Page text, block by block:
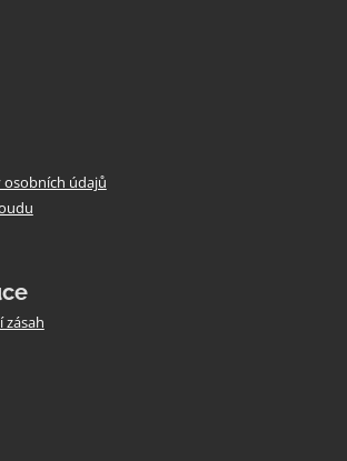
osobních údajů
zásah